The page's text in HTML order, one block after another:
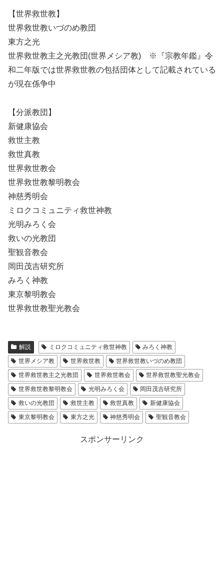
【世界救世教】
世界救世教いづのめ教団
東方之光
世界救世教主之光教団(世界メシア教) ※『宗教年鑑』令
和二年版では世界救世教の包括団体として記載されている
が現在係争中
【分派教団】
新健康協会
救世主教
救世真教
世界救世教会
世界救世教黎明教会
神慈秀明会
ミロクコミュニティ救世神教
光明みろく会
救いの光教団
聖観音教会
岡田茂吉研究所
みろく神教
東京黎明教会
世界救世教聖光教会
解説 ミロクコミュニティ救世神教
みろく神教
世界メシア教
世界救世教
世界救世教いづのめ教団
世界救世教主之光教団
世界救世教会
世界救世教聖光教会
世界救世教黎明教会
光明みろく会
岡田茂吉研究所
救いの光教団
救世主教 救世真教
新健康協会
東京黎明教会
東方之光 神慈秀明会 聖観音教会
スポンサーリンク